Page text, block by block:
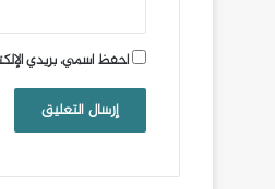
احفظ اسمي، بريدي